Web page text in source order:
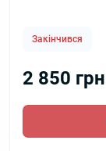
Закінчився
2 850 грн